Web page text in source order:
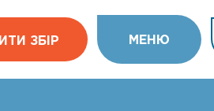
ЗБІР МEНЮ